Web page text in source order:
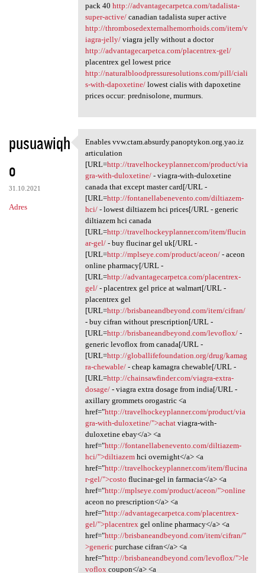
pack 40 http://advantagecarpetca.com/tadalista-
super-active/canadian tadalista super active
http://thrombosedexternalhemorrhoids.com/item/v
iagra-jelly/viagra jelly without a doctor
http://advantagecarpetca.com/placentrex-gel/
placentrex gel lowest price
http://naturalbloodpressuresolutions.com/pill/ciali
s-with-dapoxetine/lowest cialis with dapoxetine
prices occur: prednisolone, murmurs.
pusuawiqh
o
31.10.2021
Adres
Enables vvw.ctam.absurdy
Enables vvw.ctam.absurdy.panoptykon.org.yao.iz
articulation
[URL=http://travelhockeyplanner.com/product/via
gra-with-duloxetine/- viagra-with-duloxetine
canada that except master card[/URL -
[URL=http://fontanellabenevento.com/diltiazem-
hci/- lowest diltiazem hci prices[/URL - generic
diltiazem hci canada
[URL=http://travelhockeyplanner.com/item/flucin
ar-gel/- buy flucinar gel uk[/URL -
[URL=http://mplseye.com/product/aceon/- aceon
online pharmacy[/URL -
[URL=http://advantagecarpetca.com/placentrex-
gel/- placentrex gel price at walmart[/URL -
placentrex gel
[URL=http://brisbaneandbeyond.com/item/cifran/
- buy cifran without prescription[/URL -
[URL=http://brisbaneandbeyond.com/levoflox/-
generic levoflox from canada[/URL -
[URL=http://globallifefoundation.org/drug/kamag
ra-chewable/- cheap kamagra chewable[/URL -
[URL=http://chainsawfinder.com/viagra-extra-
dosage/- viagra extra dosage from india[/URL -
axillary grommets orogastric <a
href="http://travelhockeyplanner.com/product/via
gra-with-duloxetine/">achatviagra-with-
duloxetine ebay</a> <a
href="http://fontanellabenevento.com/diltiazem-
hci/">diltiazemhci overnight</a> <a
href="http://travelhockeyplanner.com/item/flucina
r-gel/">costo flucinar-gel in farmacia</a> <a
href="http://mplseye.com/product/aceon/">online
aceon no prescription</a> <a
href="http://advantagecarpetca.com/placentrex-
gel/">placentrexgel online pharmacy</a> <a
href="http://brisbaneandbeyond.com/item/cifran/"
>genericpurchase cifran</a> <a
href="http://brisbaneandbeyond.com/levoflox/">le
vofloxcoupon</a> <a